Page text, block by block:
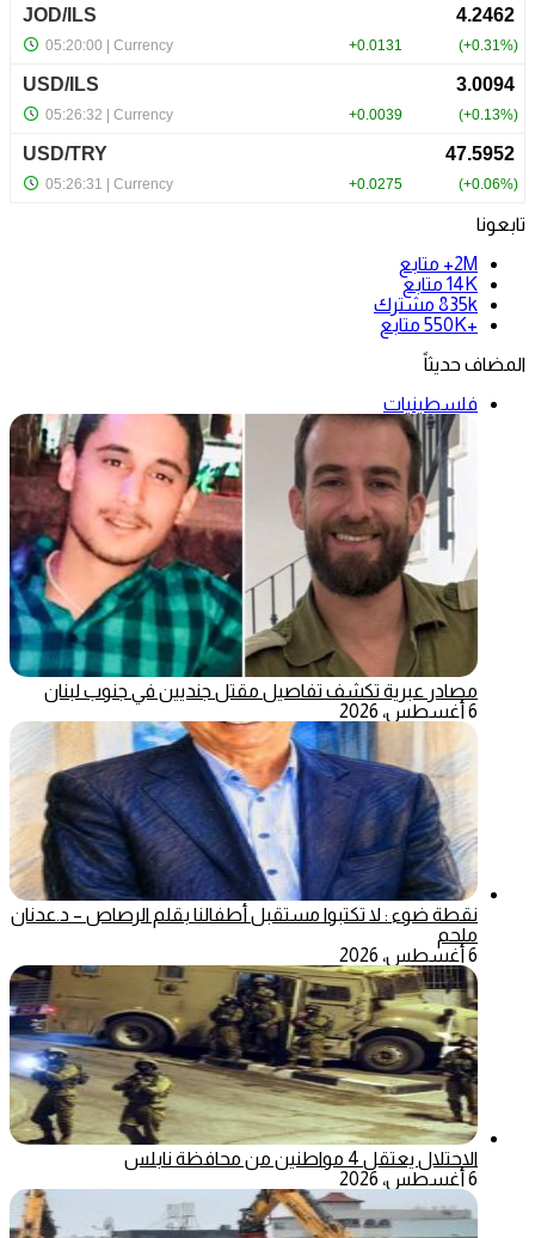
تابعونا
2M+
متابع
14K متابع
835k مشترك
+550K
متابع
المضاف حديثاً
فلسطينيات
مصادر عبرية تكشف تفاصيل مقتل جنديين في جنوب لبنان
6 أغسطس، 2026
نقطة ضوء : لا تكتبوا مستقبل أطفالنا بقلم الرصاص – د.عدنان
ملحم
6 أغسطس، 2026
الاحتلال يعتقل 4 مواطنين من محافظة نابلس
6 أغسطس، 2026